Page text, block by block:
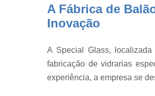
A Fábrica de
Inovação
A Special Glass,
fabricação de vidrarias
experiência, a empresa se